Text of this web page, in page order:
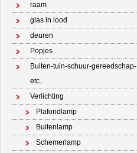
raam
glas in lood
deuren
Popjes
Buiten-tuin-schuur-gereedschap-
etc.
Verlichting
Plafondlamp
Buitenlamp
Schemerlamp